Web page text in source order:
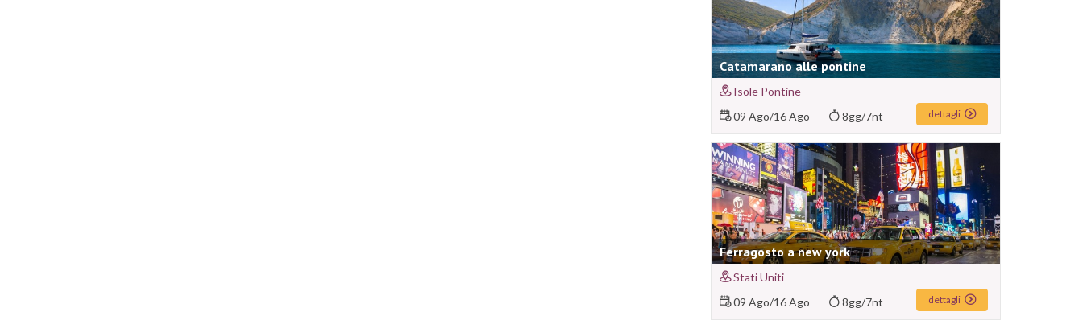
Catamarano alle pontine
Isole Pontine
09 Ago/16 Ago 8gg/7nt dettagli
Ferragosto a new york
Stati Uniti
09 Ago/16 Ago 8gg/7nt dettagli